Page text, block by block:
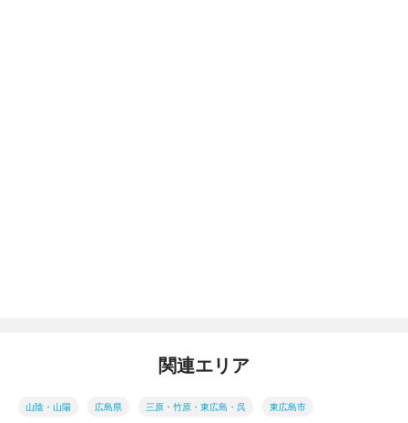
関連エリア
山陰・山陽 広島県 三原・竹原・東広島・呉 東広島市